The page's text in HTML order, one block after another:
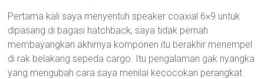
Pertama kali saya menyentuh speaker coaxial 6×9 untuk
dipasang di bagasi hatchback, saya tidak pernah
membayangkan akhirnya komponen itu berakhir menempel
di rak belakang sepeda cargo. Itu pengalaman gak nyangka
yang mengubah cara saya menilai kecocokan perangkat